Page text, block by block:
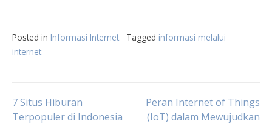
Posted in Informasi Internet Tagged informasi melalui
internet
Post
7 Situs Hiburan
Terpopuler di Indonesia
Peran Internet of Things
(IoT) dalam Mewujudkan